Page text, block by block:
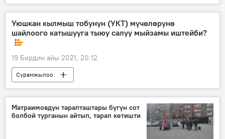
Улуттук статистика комитети
"Унаа" мамлекеттик ишканасы
Самат Насирдинов
Уюшкан кылмыш тобунун (УКТ) мүчөлөрүнө
шайлоого катышууга тыюу салуу мыйзамы иштейби?
19 Бирдин айы 2021, 20:12
Сурамжылоо
Матраимовдун тарапташтары бүгүн сот
болбой турганын айтып, тарап кетишти